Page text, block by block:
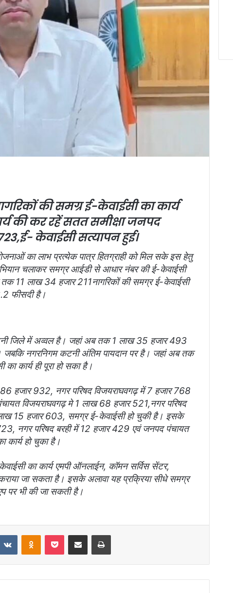
की समग्र ई-केवाईसी का कार्य
की कर रहें सतत समीक्षा जनपद
केवाईसी सत्यापन हुई।
का लाभ प्रत्येक पात्र हितग्राही को मिल सके इस हेतु
चलाकर समग्र आईडी से आधार नंबर की ई-केवाईसी
11 लाख 34 हजार 211नागरिकों की समग्र ई-केवाईसी
फीसदी है।
जिले में अव्वल है। जहां अब तक 1 लाख 35 हजार 493
जबकि नगरनिगम कटनी अंतिम पायदान पर है। जहां अब तक
कार्य ही पूरा हो सका है।
हजार 932, नगर परिषद विजयराघवगढ़ में 7 हजार 768
विजयराघवगढ़ मे 1 लाख 68 हजार 521,नगर परिषद
15 हजार 603, समग्र ई-केवाईसी हो चुकी है। इसके
नगर परिषद बरही में 12 हजार 429 एवं जनपद पंचायत
कार्य हो चुका है।
का कार्य एमपी ऑनलाईन, कॉमन सर्विस सेंटर,
जा सकता है। इसके अलावा यह प्रक्रिया सीधे समग्र
पर भी की जा सकती है।